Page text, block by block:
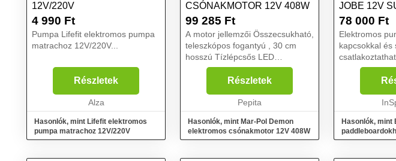
12V/220V
4 990 Ft
Pumpa Lifefit elektromos pumpa
matrachoz 12V/220V...
Részletek
Alza
Hasonlók, mint Lifefit elektromos
pumpa matrachoz 12V/220V
CSÓNAKMOTOR 12V 408W
99 285 Ft
A motor jellemzői Összecsukható,
teleszkópos fogantyú , 30 cm
hosszú Tízlépcsős LED
akkumulátor kijelző 5 előre és 3
hátrameneti fokozat plusz
semleges sebességváltó A
tápfeszültséget egy 12 V-...
Részletek
Pepita
Hasonlók, mint Mar-Pol Demon
elektromos csónakmotor 12V 408W
JOBE 12V
78 000 Ft
Elektromos
kapcsokkal és
együtt, 20
beépített
12V SUP
pumpa
Hasonlók, mint
Pump